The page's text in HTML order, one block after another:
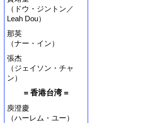
（ドウ・ジントン／
Leah Dou）
那英
（ナー・イン）
張杰
（ジェイソン・チャ
ン）
= 香港台湾 =
庾澄慶
（ハーレム・ユー）